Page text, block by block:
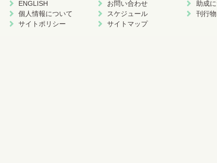
ENGLISH お問い合わせ
助成
個人情報について
スケジュール
刊行物
サイトポリシー
サイトマップ